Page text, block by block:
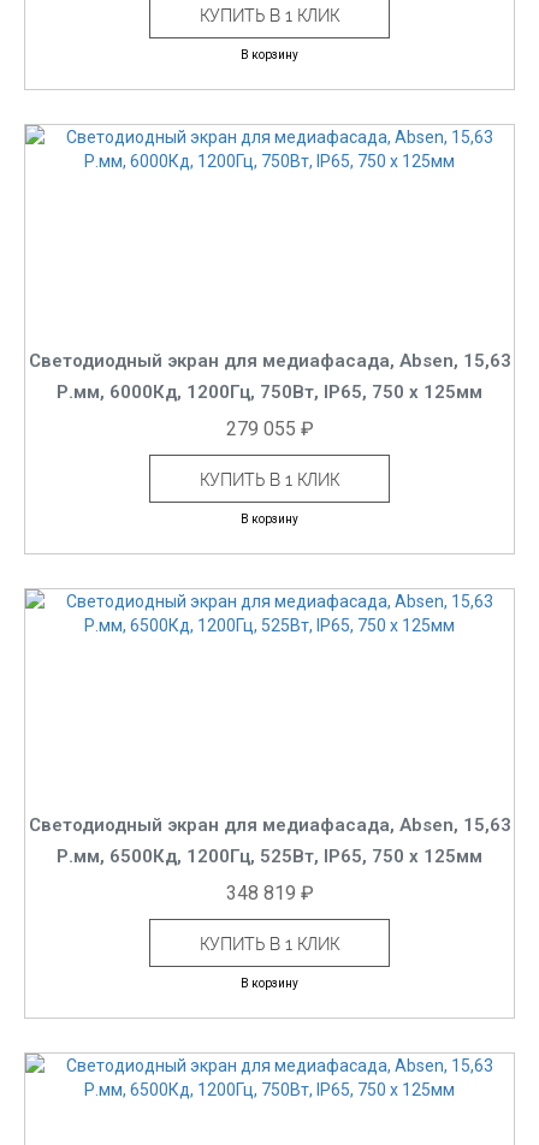
КУПИТЬ В 1 КЛИК
В корзину
Светодиодный экран для медиафасада, Absen, 15,63
Р.мм, 6000Кд, 1200Гц, 750Вт, IP65, 750 x 125мм
279 055 ₽
КУПИТЬ В 1 КЛИК
В корзину
Светодиодный экран для медиафасада, Absen, 15,63
Р.мм, 6500Кд, 1200Гц, 525Вт, IP65, 750 x 125мм
348 819 ₽
КУПИТЬ В 1 КЛИК
В корзину